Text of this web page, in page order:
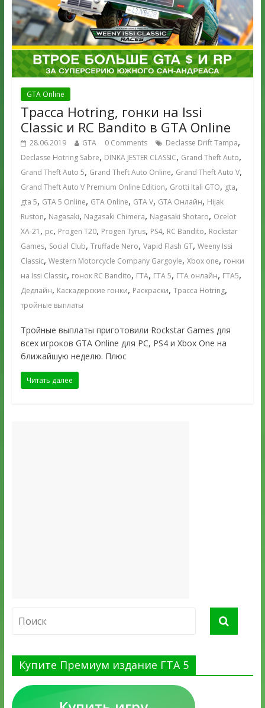
GTA Online
Трасса Hotring, гонки на Issi
Classic и RC Bandito в GTA Online
28.06.2019 GTA 0 Comments Declasse Drift Tampa,
Declasse Hotring Sabre, DINKA JESTER CLASSIC, Grand Theft Auto,
Grand Theft Auto 5, Grand Theft Auto Online, Grand Theft Auto V,
Grand Theft Auto V Premium Online Edition, Grotti Itali GTO, gta,
gta 5, GTA 5 Online, GTA Online, GTA V, GTA Онлайн, Hijak
Ruston, Nagasaki, Nagasaki Chimera, Nagasaki Shotaro, Ocelot
XA-21 , pc, Progen T20, Progen Tyrus, PS4, RC Bandito, Rockstar
Games, Social Club, Truffade Nero, Vapid Flash GT, Weeny Issi
Classic, Western Motorcycle Company Gargoyle, Xbox one, гонки
на Issi Classic, гонок RC Bandito, ГТА, ГТА 5, ГТА онлайн, ГТА5,
Дедлайн, Каскадерские гонки, Раскраски, Трасса Hotring,
тройные выплаты
Тройные выплаты приготовили Rockstar Games для
всех игроков GTA Online для PC, PS4 и Xbox One на
ближайшую неделю. Плюс
Читать далее
Купите Премиум издание ГТА 5